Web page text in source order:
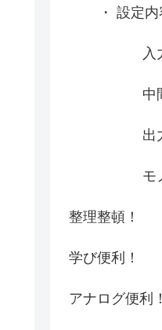
・ 設定内
入
中
出
モ
整理整頓！
学び便利！
アナログ便利！